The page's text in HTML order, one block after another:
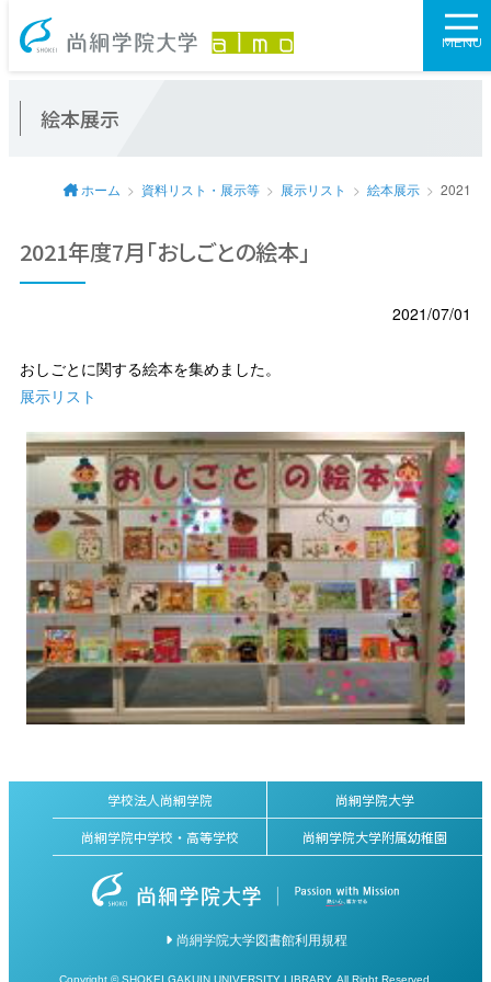
尚絅学院大MENU
絵本展示
ホーム 資料リスト・展示等 展示リスト 絵本展示 2021年
2021年度7月「おしごとの絵本」
2021/07/01
おしごとに関する絵本を集めました。
展示リスト
学校法人尚絅学院
尚絅学院大学
尚絅学院中学校・高等学校
尚絅学院大学附属幼稚園
尚絅学院大学図書館利用規程
Copyright © SHOKEI GAKUIN UNIVERSITY LIBRARY. All Right Reserved.